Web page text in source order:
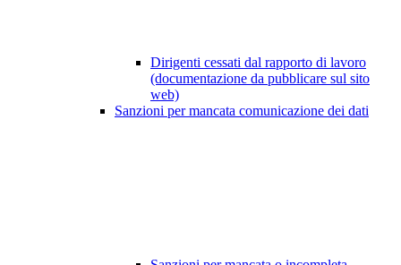
Dirigenti cessati dal rapporto di lavoro
(documentazione da pubblicare sul sito
web)
Sanzioni per mancata comunicazione dei dati